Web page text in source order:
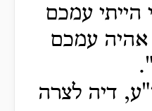
הייתי עמכם
אהיה עמכם
דיה לצרה